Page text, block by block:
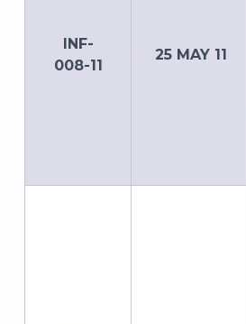
INF-
008-11
25 MAY 11